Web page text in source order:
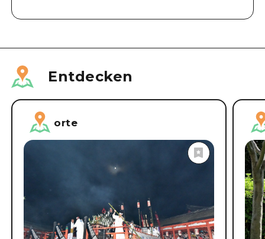
Entdecken
orte